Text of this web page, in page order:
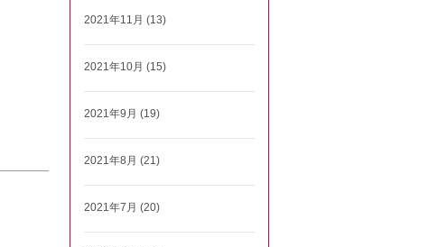
2021年11月 (13)
2021年10月 (15)
2021年9月 (19)
2021年8月 (21)
2021年7月 (20)